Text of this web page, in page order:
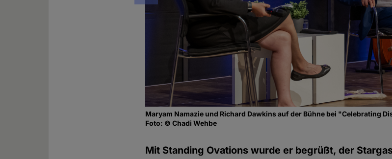
Maryam Namazie und Richard Dawkins auf der Bühne bei "Celebrating
Foto: © Chadi Wehbe
Mit Standing Ovations wurde er begrüßt, der